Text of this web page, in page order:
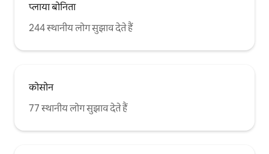
प्लाया बोनिता
244 स्थानीय लोग सुझाव देते हैं
कोसोन
77 स्थानीय लोग सुझाव देते हैं